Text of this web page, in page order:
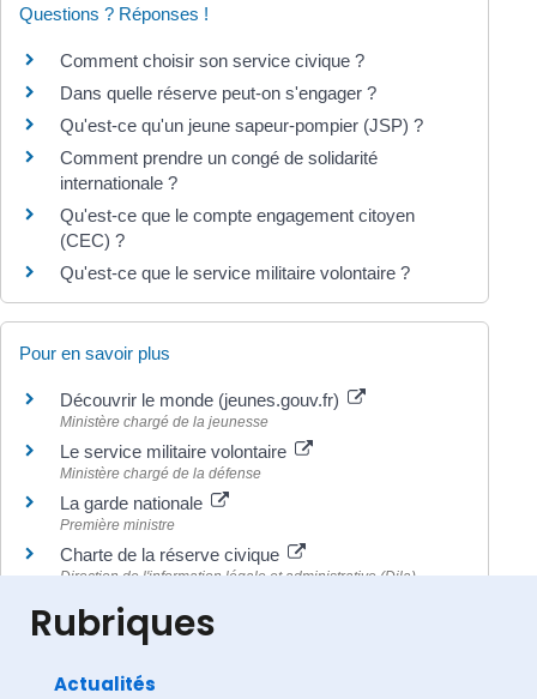
Questions ? Réponses !
Comment choisir son service civique ?
Dans quelle réserve peut-on s'engager ?
Qu'est-ce qu'un jeune sapeur-pompier (JSP) ?
Comment prendre un congé de solidarité
internationale ?
Qu'est-ce que le compte engagement citoyen
(CEC) ?
Qu'est-ce que le service militaire volontaire ?
Pour en savoir plus
Découvrir le monde (jeunes.gouv.fr)
Ministère chargé de la jeunesse
Le service militaire volontaire
Ministère chargé de la défense
La garde nationale
Première ministre
Charte de la réserve civique
Direction de l'information légale et administrative (Dila) -
Rubriques
Actualités